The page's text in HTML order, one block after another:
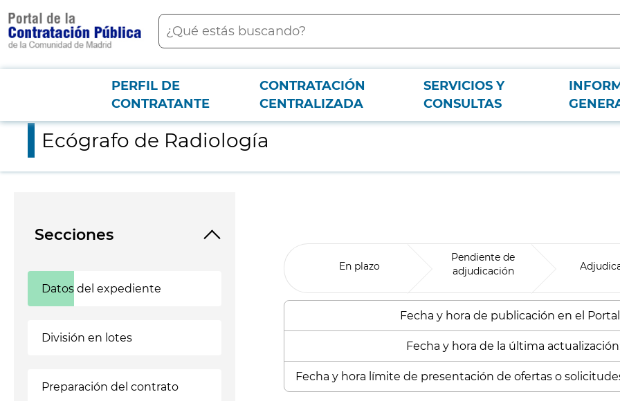
contenido
principal
Buscar
Menú PCON
PERFIL DE
CONTRATANTE
CONTRATACIÓN
CENTRALIZADA
SERVICIOS Y
CONSULTAS
Ecógrafo de Radiología
Ecógrafo de Radiología
Secciones
Datos del expediente
División en lotes
Preparación del contrato
En plazo
Pendiente de
adjudicación
Fecha y hora de publicación en el
Fecha y hora de la última
Fecha y hora límite de presentación de ofertas o